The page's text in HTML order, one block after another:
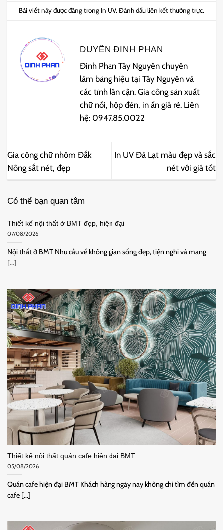
Bài viết này được đăng trong In UV. Đánh dấuliên kết thường trực.
DUYÊN ĐINH PHAN
Đinh Phan Tây Nguyên chuyên
làm bảng hiệu tại Tây Nguyên và
các tỉnh lân cận. Gia công sản xuất
chữ nổi, hộp đèn, in ấn giá rẻ. Liên
hệ: 0947.85.0022
Gia công chữ nhôm Đắk
Nông sắt nét, đẹp
In UV Đà Lạt màu đẹp và sắc
nét với giá tốt
Có thể bạn quan tâm
Thiết kế nội thất ở BMT đẹp, hiện đại
07/08/2026
Nội thất ở BMT Nhu cầu về không gian sống đẹp, tiện nghi và mang
[...]
Thiết kế nội thất quán cafe hiện đại BMT
05/08/2026
Quán cafe hiện đại BMT Khách hàng ngày nay không chỉ tìm đến quán
cafe [...]